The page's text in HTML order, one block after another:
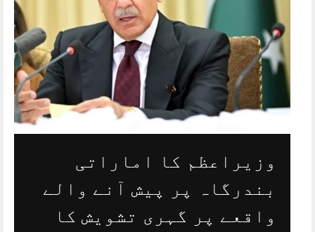
وزیراعظم کا اماراتی
بندرگاہ پر پیش آنے والے
واقعے پر گہری تشویش کا